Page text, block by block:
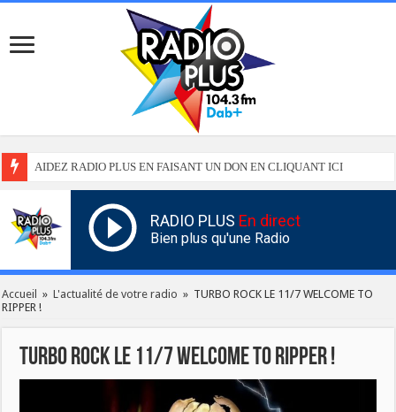
AIDEZ RADIO PLUS EN FAISANT UN DON EN CLIQUANT ICI
RADIO PLUS En direct
Bien plus qu'une Radio
Accueil » L'actualité de votre radio » TURBO ROCK LE 11/7 WELCOME TO
RIPPER !
TURBO ROCK LE 11/7 WELCOME TO RIPPER !